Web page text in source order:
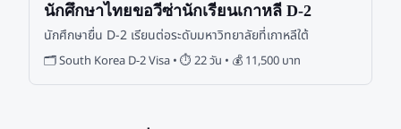
นักศึกษาไทยขอวีซ่านักเรียนเกาหลี D-2
นักศึกษายื่น D-2 เรียนต่อระดับมหาวิทยาลัยที่เกาหลีใต้
🗂South Korea D-2 Visa • ⏱ 22 วัน • 💰 11,500 บาท